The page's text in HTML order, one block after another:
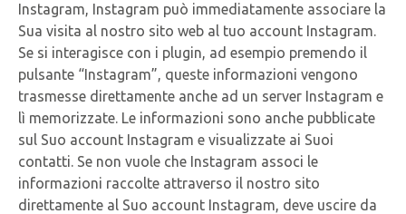
Instagram, Instagram può immediatamente associare la
Sua visita al nostro sito web al tuo account Instagram.
Se si interagisce con i plugin, ad esempio premendo il
pulsante “Instagram”, queste informazioni vengono
trasmesse direttamente anche ad un server Instagram e
lì memorizzate. Le informazioni sono anche pubblicate
sul Suo account Instagram e visualizzate ai Suoi
contatti. Se non vuole che Instagram associ le
informazioni raccolte attraverso il nostro sito
direttamente al Suo account Instagram, deve uscire da